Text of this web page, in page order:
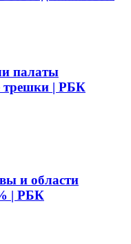
палаты
трешки | РБК
и области
| РБК